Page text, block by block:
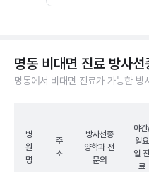
명동 비대면 진료 방사
명동에서 비대면 진료가 가능한 방
병
원
명
주
소
방사선종
양학과 전
문의
야
일요
일 진
료